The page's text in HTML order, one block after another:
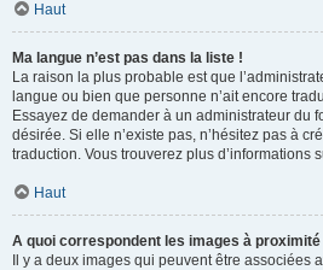
Haut
Ma langue n’est pas dans la liste !
La raison la plus probable est que
langue ou bien que personne n’ait encore
Essayez de demander à un administrateur du
désirée. Si elle n’existe pas, n’hésitez pas à
traduction. Vous trouverez plus d’informations
Haut
A quoi correspondent les images à proximité
Il y a deux images qui peuvent être associées